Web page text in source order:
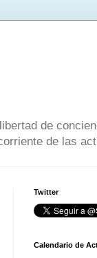
de
de las
Twitter
Calendario de